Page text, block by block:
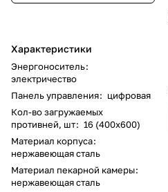
Характеристики
Энергоноситель:
электричество
Панель управления: цифровая
Кол-во загружаемых
противней, шт: 16 (400х600)
Материал корпуса:
нержавеющая сталь
Материал пекарной камеры:
нержавеющая сталь